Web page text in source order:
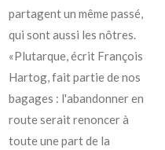
partagent un même passé,
qui sont aussi les nôtres.
«Plutarque, écrit François
Hartog, fait partie de nos
bagages : l'abandonner en
route serait renoncer à
toute une part de la